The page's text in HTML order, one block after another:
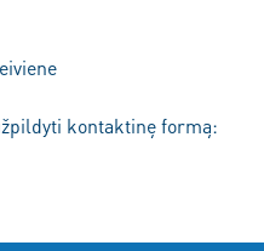
kontaktinę formą: